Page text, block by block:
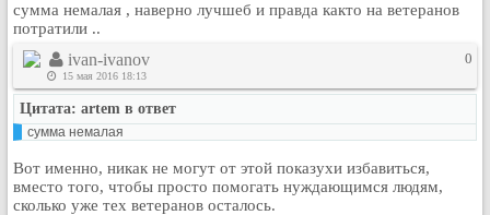
сумма немалая , наверно лучшеб и правда както на ветеранов
потратили ..
ivan-ivanov
15 мая 2016 18:13
0
Цитата: artem в ответ
сумма немалая
Вот именно, никак не могут от этой показухи избавиться,
вместо того, чтобы просто помогать нуждающимся людям,
сколько уже тех ветеранов осталось.